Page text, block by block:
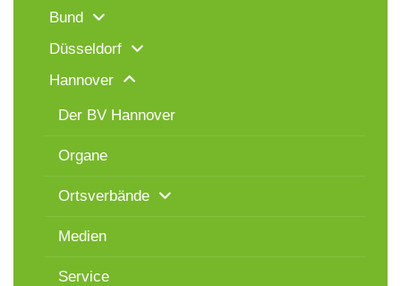
Bund
Düsseldorf
Hannover
Der BV Hannover
Organe
Ortsverbände
Medien
Service